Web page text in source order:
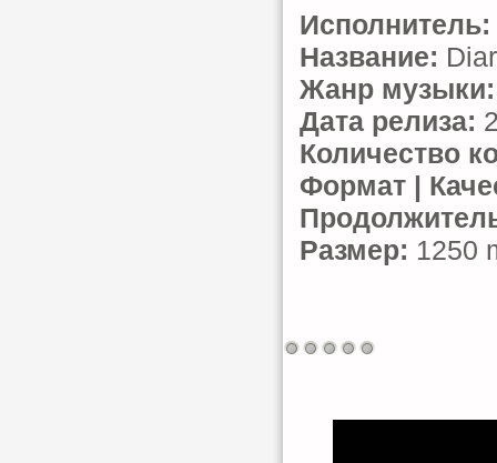
Исполнитель:
Название:
Жанр музыки:
Дата релиза:
Количество
Формат |
Размер: 1250